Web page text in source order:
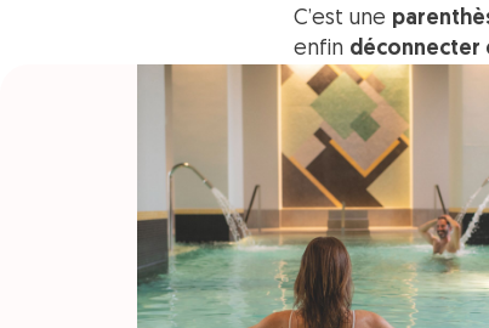
C’est une
enfin déconnecter